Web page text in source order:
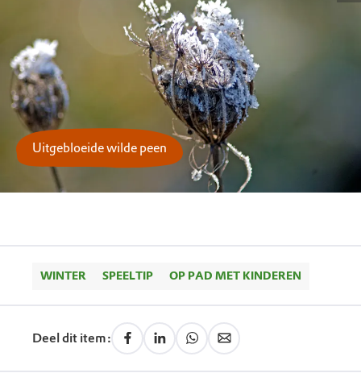
Uitgebloeide wilde peen
WINTER SPEELTIP OP PAD MET KINDEREN
Deel dit item: